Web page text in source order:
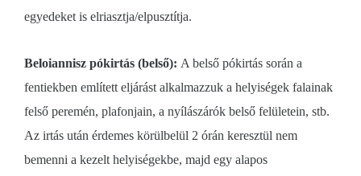
egyedeket is elriasztja/elpusztítja.
Beloiannisz pókirtás (belső): A belső pókirtás során a
fentiekben említett eljárást alkalmazzuk a helyiségek falainak
felső peremén, plafonjain, a nyílászárók belső felületein, stb.
Az irtás után érdemes körülbelül 2 órán keresztül nem
bemenni a kezelt helyiségekbe, majd egy alapos